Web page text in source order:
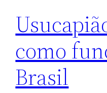
como
Brasil